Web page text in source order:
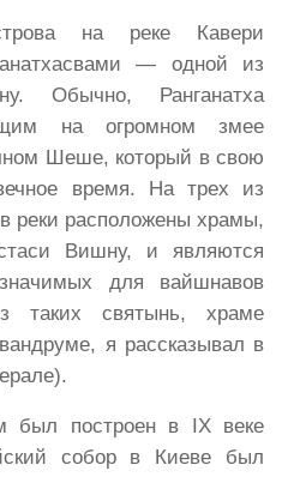
на реке Кавери
— одной из
Обычно, Ранганатха
на огромном змее
Шеше, который в свою
время. На трех из
реки расположены храмы,
Вишну, и являются
для вайшнавов
таких святынь, храме
я рассказывал в
был построен в IX веке
собор в Киеве был